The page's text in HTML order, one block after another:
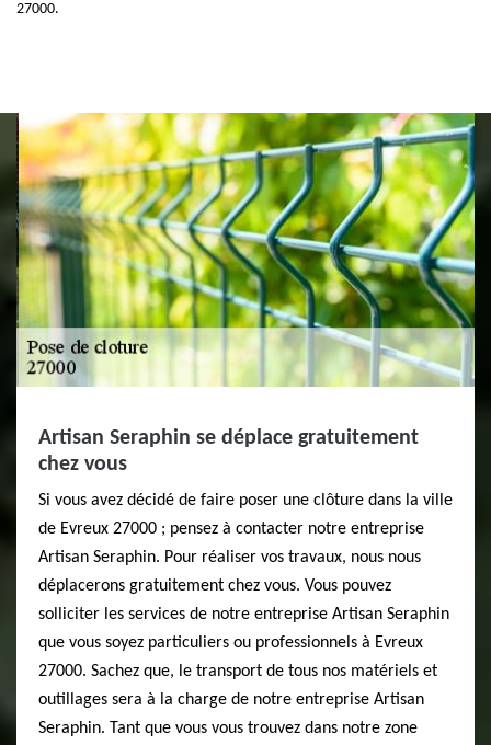
27000.
Artisan Seraphin se déplace gratuitement
chez vous
Si vous avez décidé de faire poser une clôture dans la ville
de Evreux 27000 ; pensez à contacter notre entreprise
Artisan Seraphin. Pour réaliser vos travaux, nous nous
déplacerons gratuitement chez vous. Vous pouvez
solliciter les services de notre entreprise Artisan Seraphin
que vous soyez particuliers ou professionnels à Evreux
27000. Sachez que, le transport de tous nos matériels et
outillages sera à la charge de notre entreprise Artisan
Seraphin. Tant que vous vous trouvez dans notre zone